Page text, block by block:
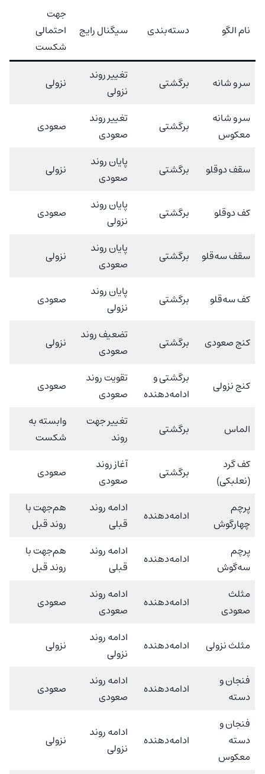
نام الگو دسته‌بندی سیگنال رایج
جهت
احتمالی
شکست
سر و شانه برگشتی
تغییر روند
نزولی
نزولی
سر و شانه
معکوس
برگشتی
تغییر روند
صعودی
صعودی
سقف دوقلو برگشتی
پایان روند
صعودی
نزولی
کف دوقلو برگشتی
پایان روند
نزولی
صعودی
سقف سه‌قلو برگشتی
پایان روند
صعودی
نزولی
کف سه‌قلو برگشتی
پایان روند
نزولی
صعودی
کنج صعودی برگشتی
تضعیف روند
صعودی
نزولی
کنج نزولی
برگشتی و
ادامه‌دهنده
تقویت روند
صعودی
صعودی
الماس برگشتی
تغییر جهت
روند
وابسته به
شکست
کف گرد
(نعلبکی)
برگشتی
آغاز روند
صعودی
صعودی
پرچم
چهارگوش
ادامه‌دهنده
ادامه روند
قبلی
هم‌جهت با
روند قبل
پرچم
سه‌گوش
ادامه‌دهنده
ادامه روند
قبلی
هم‌جهت با
روند قبل
مثلث
صعودی
ادامه‌دهنده
ادامه روند
صعودی
صعودی
مثلث نزولی ادامه‌دهنده
ادامه روند
نزولی
نزولی
فنجان و
دسته
ادامه‌دهنده
ادامه روند
صعودی
صعودی
فنجان و
دسته
معکوس
ادامه‌دهنده
ادامه روند
نزولی
نزولی